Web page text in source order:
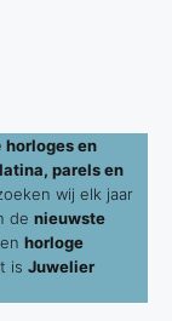
horloges en
parels en
wij elk jaar
de nieuwste
horloge
is Juwelier